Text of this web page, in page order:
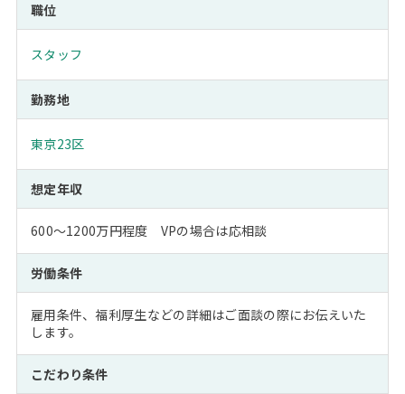
職位
スタッフ
勤務地
東京23区
想定年収
600～1200万円程度 VPの場合は応相談
労働条件
雇用条件、福利厚生などの詳細はご面談の際にお伝えいた
します。
こだわり条件